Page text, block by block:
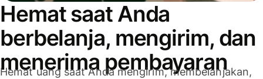
Hemat saat Anda
berbelanja, mengirim, dan
menerima pembayaran
Hemat uang saat Anda mengirim, membelanjakan,